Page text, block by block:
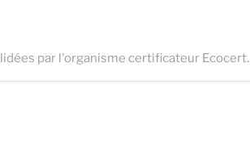
par l'organisme certificateur Ecocert.